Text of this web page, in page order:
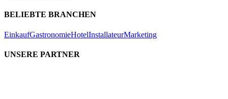
BELIEBTE BRANCHEN
EinkaufGastronomieHotelInstallateurMarketing
UNSERE PARTNER